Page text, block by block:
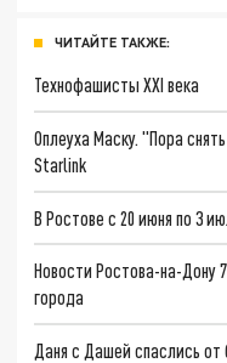
ЧИТАЙТЕ ТАКЖЕ:
Технофашисты XXI века
Оплеуха Маску. "Пора
Starlink
В Ростове с 20 июня по 3
Новости Ростова-на-Дону
города
Даня с Дашей спаслись